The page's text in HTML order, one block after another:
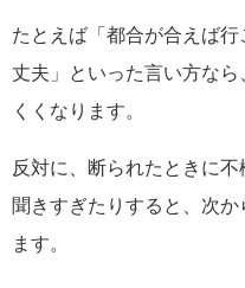
たとえば「都合が合えば
丈夫」といった言い方な
くくなります。
反対に、断られたときに
聞きすぎたりすると、次
ます。